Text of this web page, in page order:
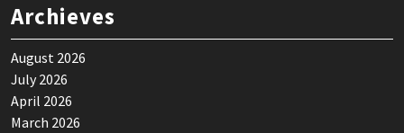
Archieves
August 2026
July 2026
April 2026
March 2026